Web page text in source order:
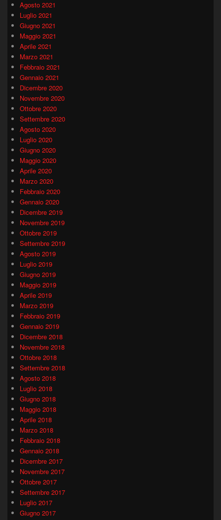
Agosto 2021
Luglio 2021
Giugno 2021
Maggio 2021
Aprile 2021
Marzo 2021
Febbraio 2021
Gennaio 2021
Dicembre 2020
Novembre 2020
Ottobre 2020
Settembre 2020
Agosto 2020
Luglio 2020
Giugno 2020
Maggio 2020
Aprile 2020
Marzo 2020
Febbraio 2020
Gennaio 2020
Dicembre 2019
Novembre 2019
Ottobre 2019
Settembre 2019
Agosto 2019
Luglio 2019
Giugno 2019
Maggio 2019
Aprile 2019
Marzo 2019
Febbraio 2019
Gennaio 2019
Dicembre 2018
Novembre 2018
Ottobre 2018
Settembre 2018
Agosto 2018
Luglio 2018
Giugno 2018
Maggio 2018
Aprile 2018
Marzo 2018
Febbraio 2018
Gennaio 2018
Dicembre 2017
Novembre 2017
Ottobre 2017
Settembre 2017
Luglio 2017
Giugno 2017